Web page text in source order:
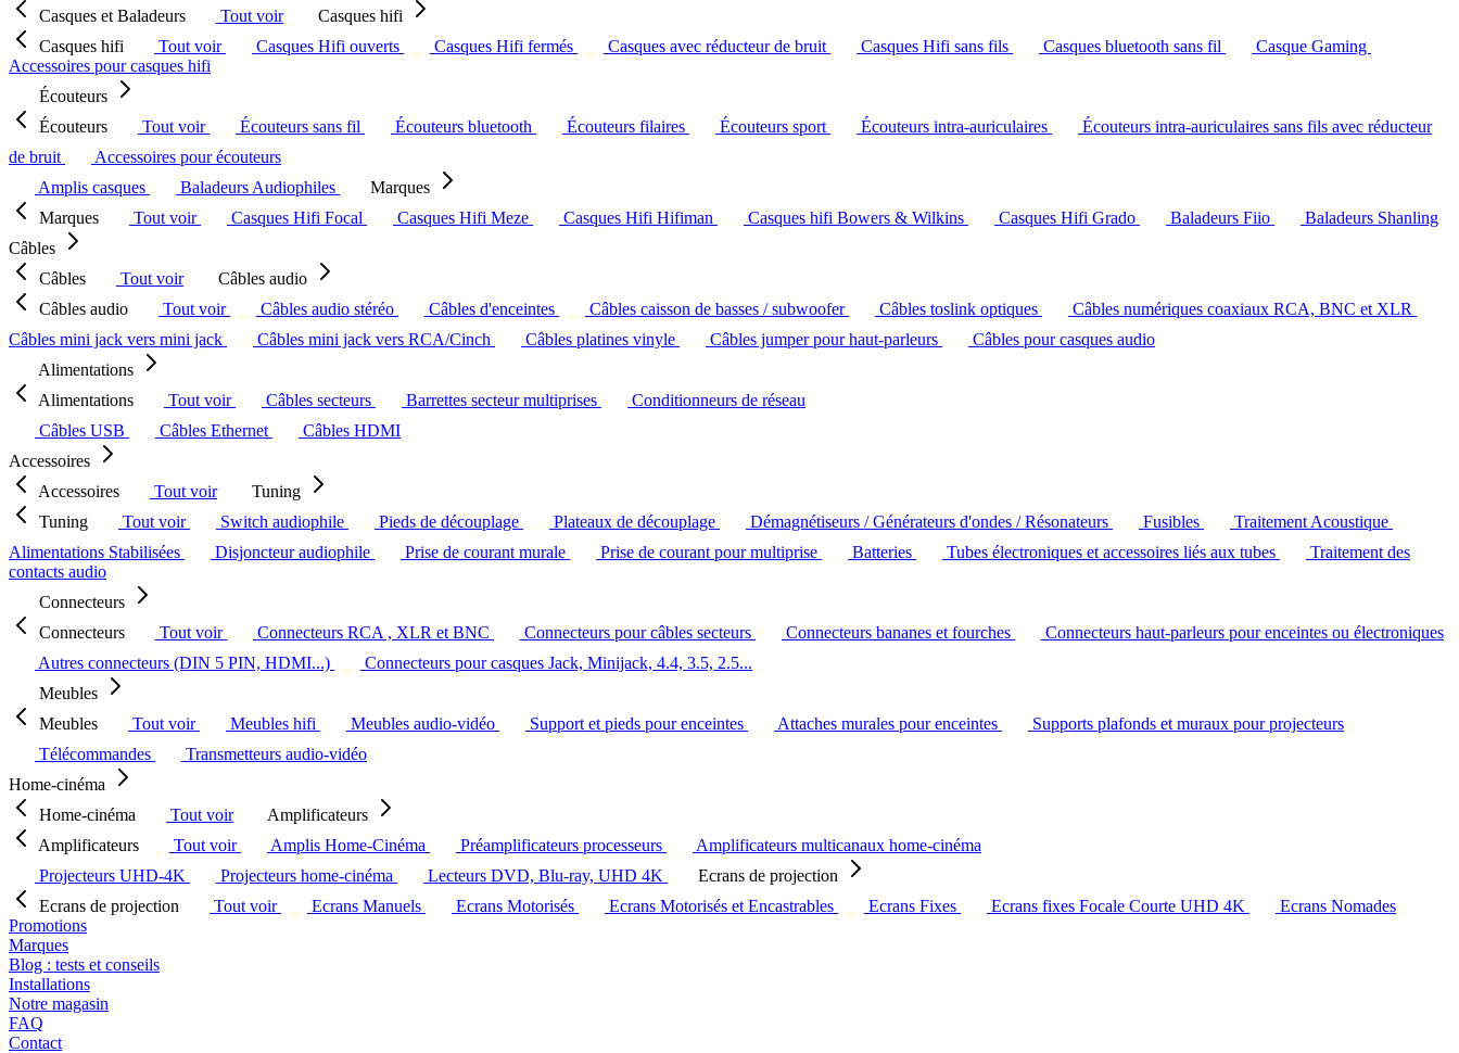
Casques et Baladeurs
Tout voir
Casques hifi
Casques hifi
Tout voir Casques Hifi ouverts Casques Hifi fermés Casques avec réducteur de bruit Casques Hifi sans fils Casques bluetooth sans fil
Casque Gaming
Accessoires pour casques hifi
Écouteurs
Écouteurs
Tout voir Écouteurs sans fil Écouteurs bluetooth Écouteurs filaires Écouteurs sport Écouteurs intra-auriculaires
Écouteurs intra-auriculaires sans fils avec réducteur
de bruit
Accessoires pour écouteurs
Amplis casques
Baladeurs Audiophiles
Marques
Marques
Tout voir Casques Hifi Focal Casques Hifi Meze Casques Hifi Hifiman Casques hifi Bowers & Wilkins Casques Hifi Grado Baladeurs Fiio
Baladeurs Shanling
Câbles
Câbles
Tout voir
Câbles audio
Câbles audio
Tout voir Câbles audio stéréo Câbles d'enceintes Câbles caisson de basses / subwoofer Câbles toslink optiques
Câbles numériques coaxiaux RCA, BNC et XLR
Câbles mini jack vers mini jack
Câbles mini jack vers RCA/Cinch Câbles platines vinyle Câbles jumper pour haut-parleurs
Câbles pour casques audio
Alimentations
Alimentations
Tout voir Câbles secteurs Barrettes secteur multiprises
Conditionneurs de réseau
Câbles USB
Câbles Ethernet
Câbles HDMI
Accessoires
Accessoires
Tout voir
Tuning
Tuning
Tout voir Switch audiophile Pieds de découplage Plateaux de découplage Démagnétiseurs / Générateurs d'ondes / Résonateurs Fusibles
Traitement Acoustique
Alimentations Stabilisées
Disjoncteur audiophile Prise de courant murale Prise de courant pour multiprise Batteries Tubes électroniques et accessoires liés aux tubes
Traitement des
contacts audio
Connecteurs
Connecteurs
Tout voir Connecteurs RCA , XLR et BNC Connecteurs pour câbles secteurs Connecteurs bananes et fourches
Connecteurs haut-parleurs pour enceintes ou électroniques
Autres connecteurs (DIN 5 PIN, HDMI...)
Connecteurs pour casques Jack, Minijack, 4.4, 3.5, 2.5...
Meubles
Meubles
Tout voir Meubles hifi Meubles audio-vidéo Support et pieds pour enceintes Attaches murales pour enceintes
Supports plafonds et muraux pour projecteurs
Télécommandes
Transmetteurs audio-vidéo
Home-cinéma
Home-cinéma
Tout voir
Amplificateurs
Amplificateurs
Tout voir Amplis Home-Cinéma Préamplificateurs processeurs
Amplificateurs multicanaux home-cinéma
Projecteurs UHD-4K
Projecteurs home-cinéma Lecteurs DVD, Blu-ray, UHD 4K
Ecrans de projection
Ecrans de projection
Tout voir Ecrans Manuels Ecrans Motorisés Ecrans Motorisés et Encastrables Ecrans Fixes Ecrans fixes Focale Courte UHD 4K
Ecrans Nomades
Promotions
Marques
Blog : tests et conseils
Installations
Notre magasin
FAQ
Contact